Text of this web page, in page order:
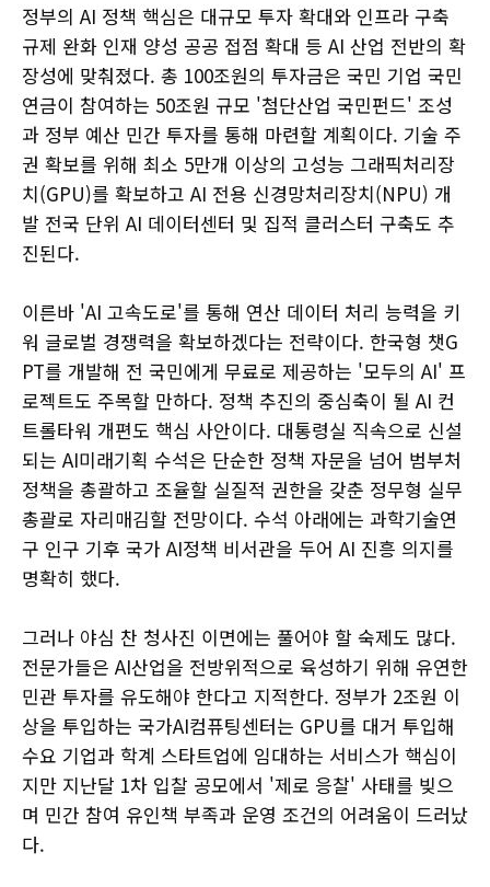
정부의 AI 정책 핵심은 대규모 투자 확대와 인프라 구축
규제 완화 인재 양성 공공 접점 확대 등 AI 산업 전반의 확
장성에 맞춰졌다. 총 100조원의 투자금은 국민 기업 국민
연금이 참여하는 50조원 규모 '첨단산업 국민펀드' 조성
과 정부 예산 민간 투자를 통해 마련할 계획이다. 기술 주
권 확보를 위해 최소 5만개 이상의 고성능 그래픽처리장
치(GPU)를 확보하고 AI 전용 신경망처리장치(NPU) 개
발 전국 단위 AI 데이터센터 및 집적 클러스터 구축도 추
진된다.
이른바 'AI 고속도로'를 통해 연산 데이터 처리 능력을 키
워 글로벌 경쟁력을 확보하겠다는 전략이다. 한국형 챗G
PT를 개발해 전 국민에게 무료로 제공하는 '모두의 AI' 프
로젝트도 주목할 만하다. 정책 추진의 중심축이 될 AI 컨
트롤타워 개편도 핵심 사안이다. 대통령실 직속으로 신설
되는 AI미래기획 수석은 단순한 정책 자문을 넘어 범부처
정책을 총괄하고 조율할 실질적 권한을 갖춘 정무형 실무
총괄로 자리매김할 전망이다. 수석 아래에는 과학기술연
구 인구 기후 국가 AI정책 비서관을 두어 AI 진흥 의지를
명확히 했다.
그러나 야심 찬 청사진 이면에는 풀어야 할 숙제도 많다.
전문가들은 AI산업을 전방위적으로 육성하기 위해 유연한
민관 투자를 유도해야 한다고 지적한다. 정부가 2조원 이
상을 투입하는 국가AI컴퓨팅센터는 GPU를 대거 투입해
수요 기업과 학계 스타트업에 임대하는 서비스가 핵심이
지만 지난달 1차 입찰 공모에서 '제로 응찰' 사태를 빚으
며 민간 참여 유인책 부족과 운영 조건의 어려움이 드러났
다.